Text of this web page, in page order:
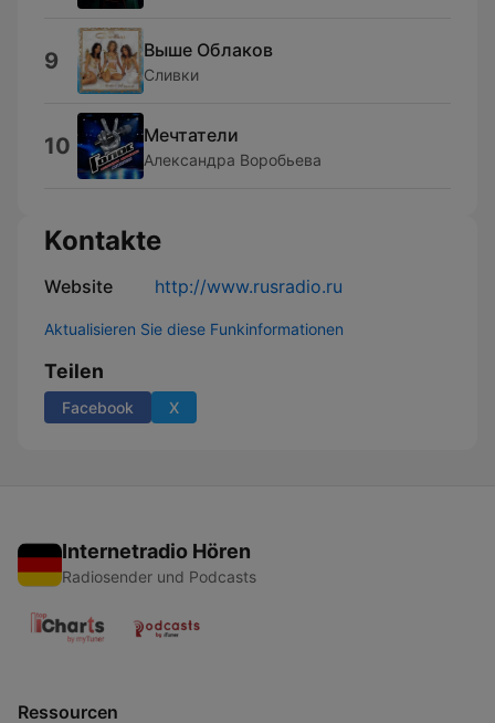
9 Выше Облаков
Сливки
10 Мечтатели
Александра Воробьева
Kontakte
Website http://www.rusradio.ru
Aktualisieren Sie diese Funkinformationen
Teilen
Facebook X
Internetradio Hören
Radiosender und Podcasts
Ressourcen